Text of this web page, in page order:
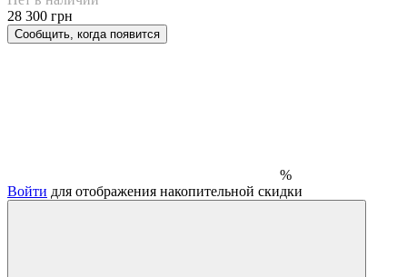
28 300 грн
Сообщить, когда появится
%
Войти для отображения накопительной скидки